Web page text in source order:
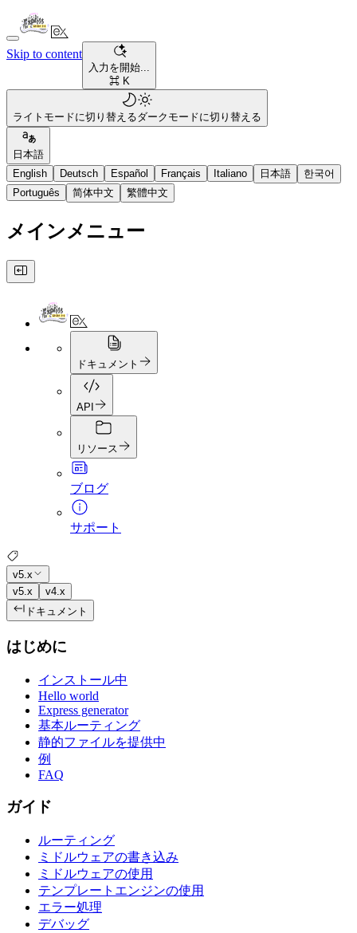
Skip to content
入力を開始...
⌘ K
ライトモードに切り替えるダークモードに切り替える
日本語
English
Deutsch Español Français Italiano 日本語
한국어
Português
简体中文 繁體中文
メインメニュー
ドキュメント
API
リソース
ブログ
サポート
v5.x
v5.x
v4.x
ドキュメント
はじめに
インストール中
Hello world
Express generator
基本ルーティング
静的ファイルを提供中
例
FAQ
ガイド
ルーティング
ミドルウェアの書き込み
ミドルウェアの使用
テンプレートエンジンの使用
エラー処理
デバッグ